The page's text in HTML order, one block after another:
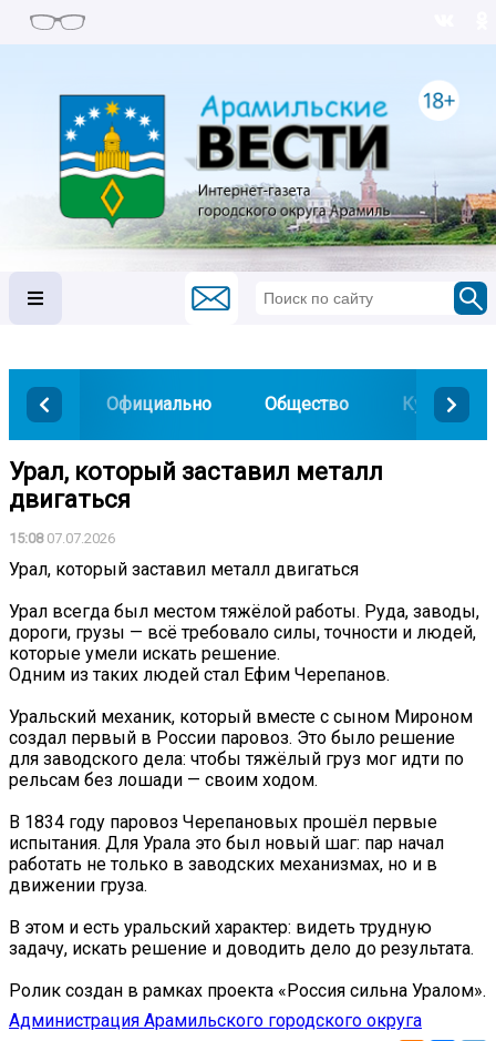
Официально Общество Культура
️Урал, который заставил металл
двигаться
15:0807.07.2026
️Урал, который заставил металл двигаться
Урал всегда был местом тяжёлой работы. Руда, заводы,
дороги, грузы — всё требовало силы, точности и людей,
которые умели искать решение.
Одним из таких людей стал Ефим Черепанов.
Уральский механик, который вместе с сыном Мироном
создал первый в России паровоз. Это было решение
для заводского дела: чтобы тяжёлый груз мог идти по
рельсам без лошади — своим ходом.
В 1834 году паровоз Черепановых прошёл первые
испытания. Для Урала это был новый шаг: пар начал
работать не только в заводских механизмах, но и в
движении груза.
В этом и есть уральский характер: видеть трудную
задачу, искать решение и доводить дело до результата.
Ролик создан в рамках проекта «Россия сильна Уралом».
Администрация Арамильского городского округа